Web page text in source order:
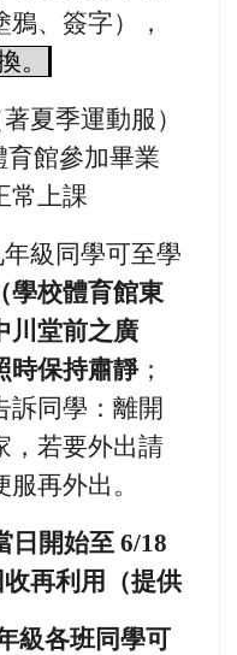
、簽字），
。
夏季運動服）
育館參加畢業
常上課
級同學可至學
（學校體育館東
川堂前之廣
時保持肅靜；
訴同學：離開
，若要外出請
再外出。
日開始至 6/18
收再利用（提供
級各班同學可